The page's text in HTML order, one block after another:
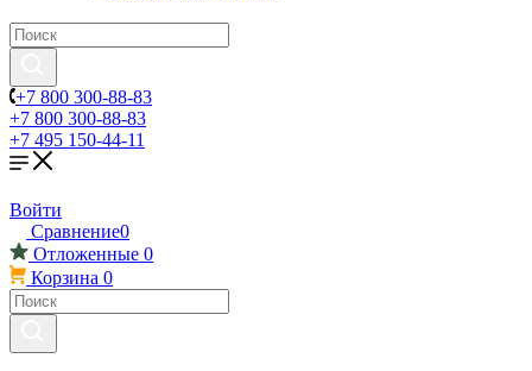
+7 800 300-88-83
+7 800 300-88-83
+7 495 150-44-11
Войти
Сравнение0
Отложенные 0
Корзина 0